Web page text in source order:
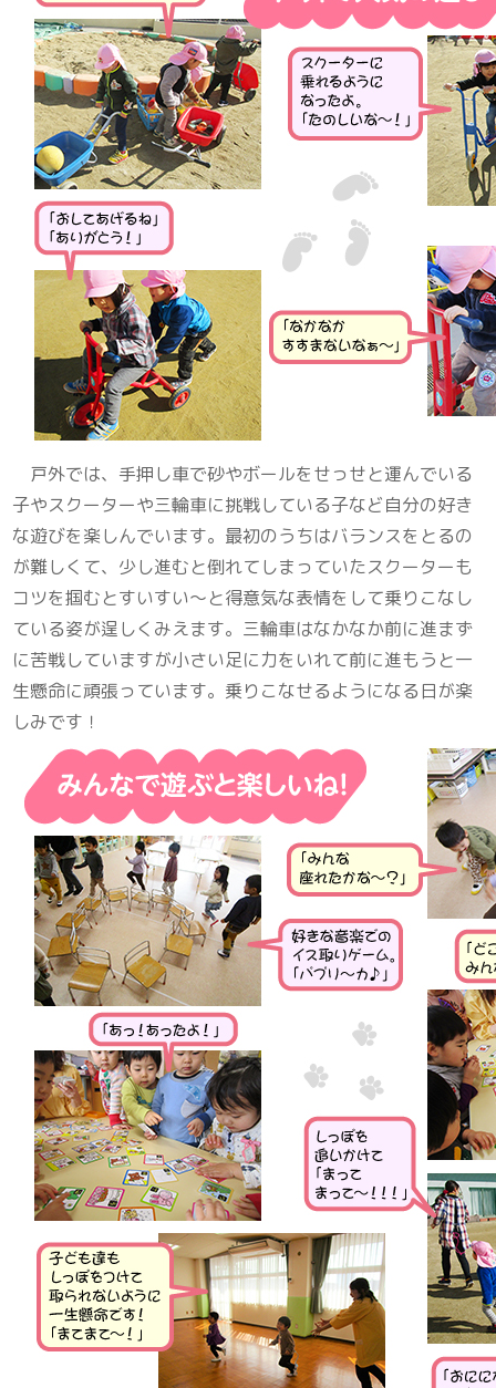
戸外では、手押し車で砂やボールをせっせと運んでいる
子やスクーターや三輪車に挑戦している子など自分の好き
な遊びを楽しんでいます。最初のうちはバランスをとるの
が難しくて、少し進むと倒れてしまっていたスクーターも
コツを掴むとすいすい～と得意気な表情をして乗りこなし
ている姿が逞しくみえます。三輪車はなかなか前に進まず
に苦戦していますが小さい足に力をいれて前に進もうと一
生懸命に頑張っています。乗りこなせるようになる日が楽
しみです！